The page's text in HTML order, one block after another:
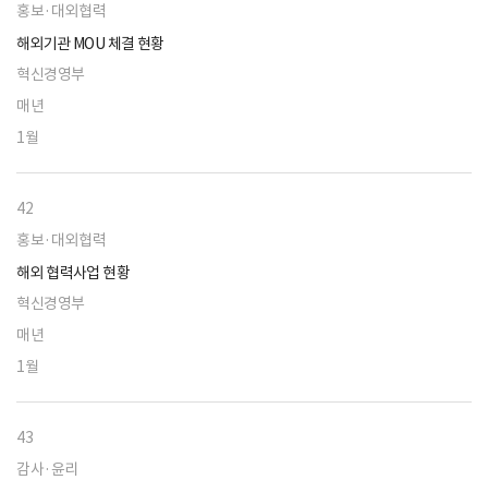
홍보·대외협력
해외기관 MOU 체결 현황
혁신경영부
매년
1월
42
홍보·대외협력
해외 협력사업 현황
혁신경영부
매년
1월
43
감사·윤리